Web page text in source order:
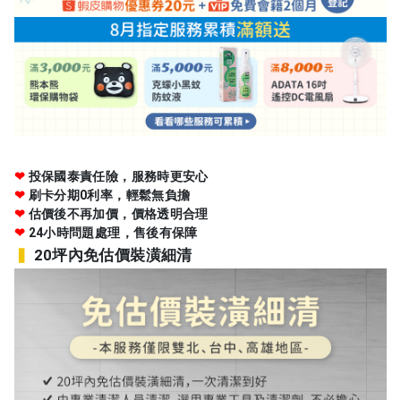
❤ 投保國泰責任險，服務時更安心
❤ 刷卡分期0利率，輕鬆無負擔
❤ 估價後不再加價，價格透明合理
❤ 24小時問題處理，售後有保障
20坪內免估價裝潢細清